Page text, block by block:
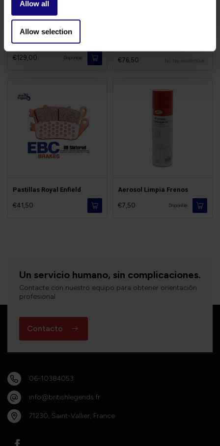
Allow all
Allow selection
Kit Cadena Royal-Enfield
€129,00 Disponible €76,50 No hay existencias
Pastillas Royal Enfield
€41,50 -
Aerosol Limpia Frenos
€7,50 Disponible
Un servicio humano, sin complicaciones.
Contacte con nuestro equipo para obtener orientación
profesional.
Contacto
06-10384053
info@britishlegends.fr
71230, Saint-Vallier, France